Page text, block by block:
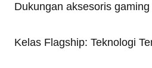
Dukungan aksesoris gaming
Kelas Flagship: Teknologi